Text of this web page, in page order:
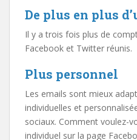
De plus en plus
Il y a trois fois plus de
Facebook et Twitter réunis.
Plus personnel
Les emails sont mieux
individuelles et
sociaux. Comment voulez-
individuel sur la page